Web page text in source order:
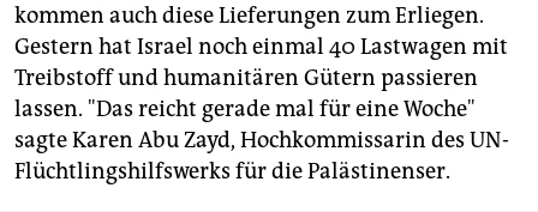
kommen auch diese Lieferungen zum Erliegen.
Gestern hat Israel noch einmal 40 Lastwagen mit
Treibstoff und humanitären Gütern passieren
lassen. "Das reicht gerade mal für eine Woche"
sagte Karen Abu Zayd, Hochkommissarin des UN-
Flüchtlingshilfswerks für die Palästinenser.